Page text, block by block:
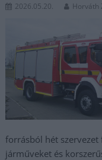
2026.05.20. Horváth
forrásból hét
járműveket és